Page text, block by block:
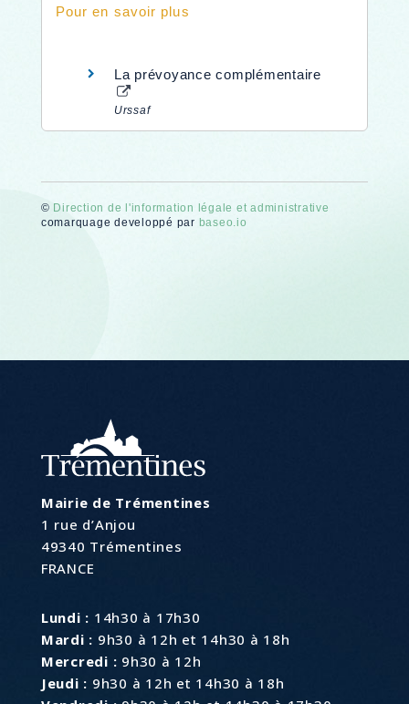
Pour en savoir plus
La prévoyance complémentaire
Urssaf
© Direction de l'information légale et administrative
comarquage developpé par baseo.io
Mairie de Trémentines
1 rue d’Anjou
49340 Trémentines
FRANCE
Lundi : 14h30 à 17h30
Mardi : 9h30 à 12h et 14h30 à 18h
Mercredi : 9h30 à 12h
Jeudi : 9h30 à 12h et 14h30 à 18h